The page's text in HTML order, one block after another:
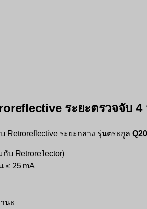
ระยะตรวจจับ
Retroreflective ระยะกลาง รุ่นตระกูล Q20
กับ Retroreflector)
≤ 25 mA
นะ